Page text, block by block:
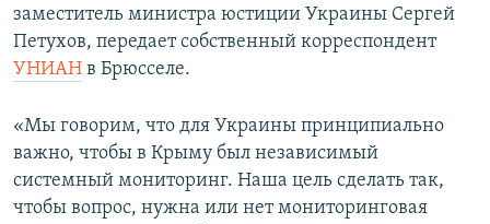
заместитель министра юстиции Украины Сергей
Петухов, передает собственный корреспондент
УНИАН в Брюсселе.
«Мы говорим, что для Украины принципиально
важно, чтобы в Крыму был независимый
системный мониторинг. Наша цель сделать так,
чтобы вопрос, нужна или нет мониторинговая